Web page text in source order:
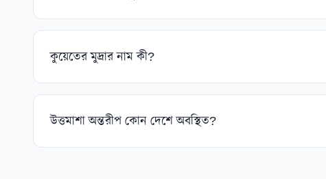
কুয়েতের মুদ্রার নাম কী?
উত্তমাশা অন্তরীপ কোন দেশে অবস্থিত?